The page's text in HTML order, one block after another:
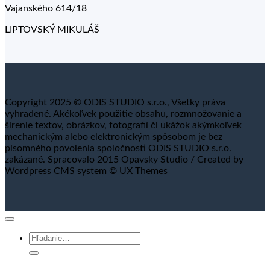
Vajanského 614/18
LIPTOVSKÝ MIKULÁŠ
Copyright 2025 © ODIS STUDIO s.r.o., Všetky práva
vyhradené. Akékoľvek použitie obsahu, rozmnožovanie a
šírenie textov, obrázkov, fotografií či ukážok akýmkoľvek
mechanickým alebo elektronickým spôsobom je bez
písomného povolenia spoločnosti ODIS STUDIO s.r.o.
zakázané. Spracovalo 2015 Opavsky Studio / Created by
Wordpress CMS system © UX Themes
Hľadať: